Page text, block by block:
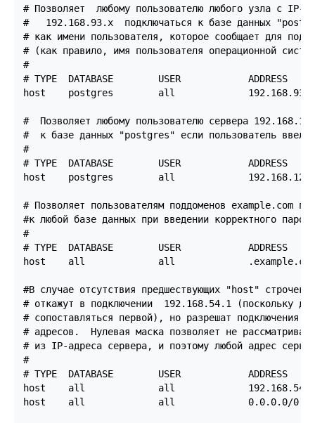
# Позволяет  любому пользователю любого узла с IP-
#   192.168.93.x  подключаться к базе данных
# как имени пользователя, которое сообщает для
# (как правило, имя пользователя операционной
#
# TYPE  DATABASE        USER            ADDRESS
host    postgres        all
#  Позволяет любому пользователю сервера
#  к базе данных "postgres" если пользователь ввел
#
# TYPE  DATABASE        USER            ADDRESS
host    postgres        all
# Позволяет пользователям поддоменов example.com
#к любой базе данных при введении корректного
#
# TYPE  DATABASE        USER            ADDRESS
host    all             all
#В случае отсутствия предшествующих "host" строчек,
# откажут в подключении  192.168.54.1 (поскольку
# сопоставляться первой), но разрешат подключения
# адресов.  Нулевая маска позволяет не
# из IP-адреса сервера, и поэтому любой адрес
#
# TYPE  DATABASE        USER            ADDRESS
host    all             all
host    all             all             0.0.0.0/0